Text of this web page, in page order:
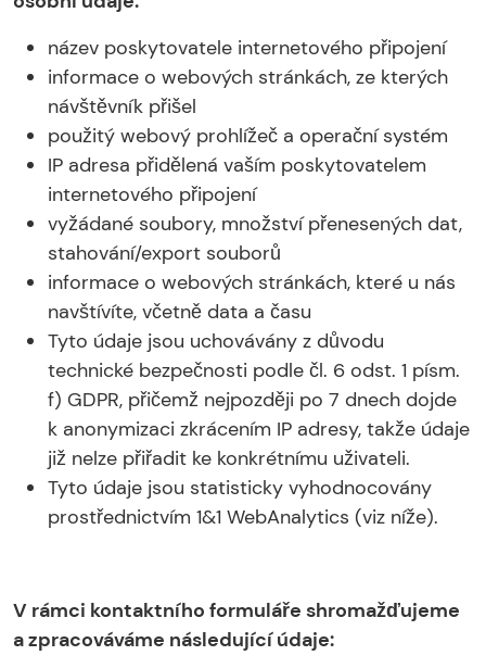
název poskytovatele internetového připojení
informace o webových stránkách, ze kterých
návštěvník přišel
použitý webový prohlížeč a operační systém
IP adresa přidělená vaším poskytovatelem
internetového připojení
vyžádané soubory, množství přenesených dat,
stahování/export souborů
informace o webových stránkách, které u nás
navštívíte, včetně data a času
Tyto údaje jsou uchovávány z důvodu
technické bezpečnosti podle čl. 6 odst. 1 písm.
f) GDPR, přičemž nejpozději po 7 dnech dojde
k anonymizaci zkrácením IP adresy, takže údaje
již nelze přiřadit ke konkrétnímu uživateli.
Tyto údaje jsou statisticky vyhodnocovány
prostřednictvím 1&1 WebAnalytics (viz níže).
V rámci kontaktního formuláře shromažďujeme
a zpracováváme následující údaje: